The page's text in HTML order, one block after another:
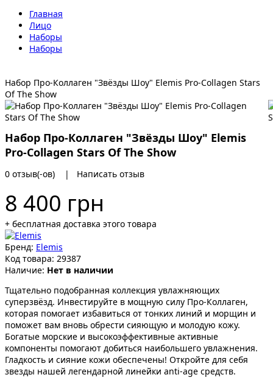
Главная
Лицо
Наборы
Наборы
Набор Про-Коллаген "Звёзды Шоу" Elemis Pro-Collagen Stars
Of The Show
Набор Про-Коллаген "Звёзды Шоу" Elemis
Pro-Collagen Stars Of The Show
0 отзыв(-ов) | Написать отзыв
8 400 грн
+ бесплатная доставка этого товара
Бренд: Elemis
Код товара: 29387
Наличие: Нет в наличии
Тщательно подобранная коллекция увлажняющих
суперзвёзд. Инвестируйте в мощную силу Про-Коллаген,
которая помогает избавиться от тонких линий и морщин и
поможет вам вновь обрести сияющую и молодую кожу.
Богатые морские и высокоэффективные активные
компоненты помогают добиться наибольшего увлажнения.
Гладкость и сияние кожи обеспечены! Откройте для себя
звезды нашей легендарной линейки anti-age средств.